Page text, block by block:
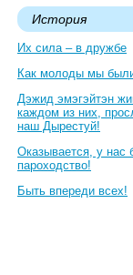
История
Их сила – в дружбе
Как молоды мы
Дэжид эмэгэйтэн
каждом из них,
наш Дырестуй!
Оказывается, у нас
пароходство!
Быть впереди всех!